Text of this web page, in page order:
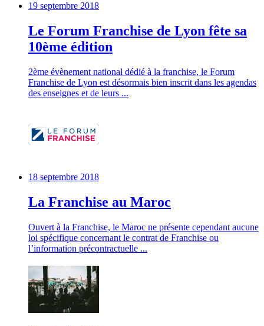
19 septembre 2018
Le Forum Franchise de Lyon fête sa
10ème édition
2ème évènement national dédié à la franchise, le Forum
Franchise de Lyon est désormais bien inscrit dans les agendas
des enseignes et de leurs ...
18 septembre 2018
La Franchise au Maroc
Ouvert à la Franchise, le Maroc ne présente cependant aucune
loi spécifique concernant le contrat de Franchise ou
l’information précontractuelle ...